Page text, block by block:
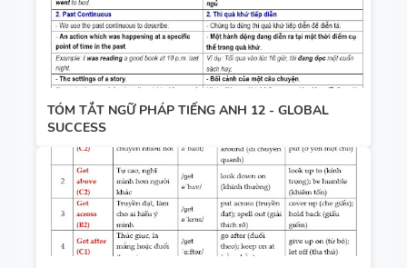
TÓM TẮT NGỮ PHÁP TIẾNG ANH 12 - GLOBAL
SUCCESS